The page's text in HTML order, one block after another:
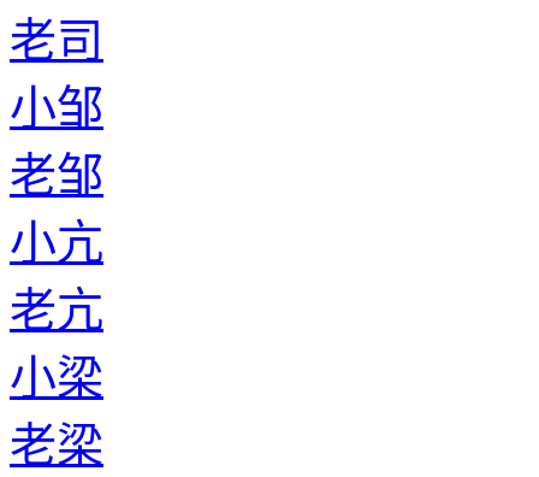
老司
小邹
老邹
小亢
老亢
小梁
老梁